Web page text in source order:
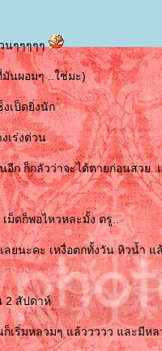
นๆๆๆๆๆ
นผอมๆ ..ใช่มะ)
เป็ดยิ่งนัก
เร่งด่วน
ก ก็กลัวว่าจะได้ตายก่อนสวย
ม็ดก็พอไหวหละมั้ง ตรู..
ลยนะคะ เหงื่อตกทั้งวัน หิวน้ำ
2 สัปดาห์
เริ่มหลวมๆ แล้ววววว และมีห